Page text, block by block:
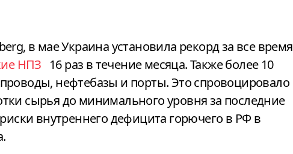
в мае Украина установила рекорд за все время
НПЗ 16 раз в течение месяца. Также более 10
нефтебазы и порты. Это спровоцировало
сырья до минимального уровня за последние
внутреннего дефицита горючего в РФ в